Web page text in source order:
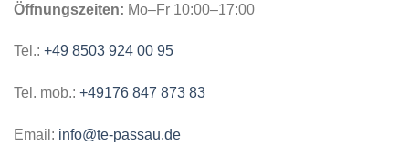
Öffnungszeiten: Mo–Fr 10:00–17:00
Tel.: +49 8503 924 00 95
Tel. mob.: +49176 847 873 83
Email: info@te-passau.de